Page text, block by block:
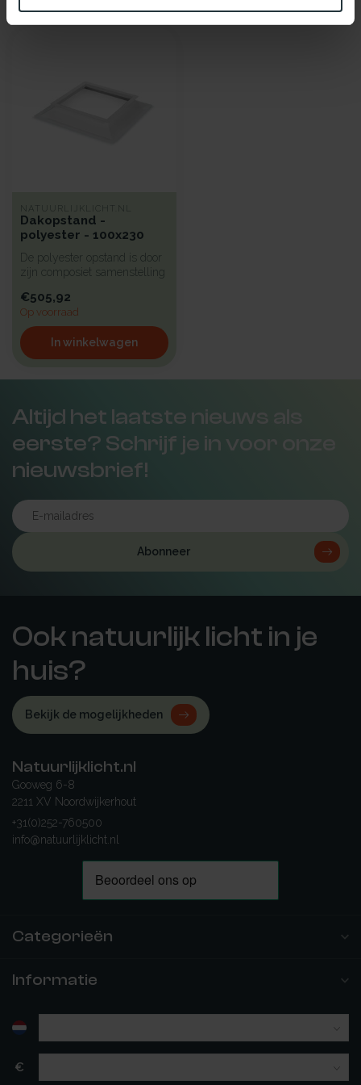
NATUURLIJKLICHT.NL
Dakopstand -
polyester - 100x230
De polyester opstand is door
zijn composiet samenstelling
€505,92
Op voorraad
In winkelwagen
Altijd het laatste nieuws als
eerste? Schrijf je in voor onze
nieuwsbrief!
Abonneer
Ook natuurlijk licht in je
huis?
Bekijk de mogelijkheden
Natuurlijklicht.nl
Gooweg 6-8
2211 XV Noordwijkerhout
+31(0)252-760500
info@natuurlijklicht.nl
Categorieën
Informatie
€